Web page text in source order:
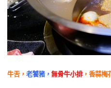
牛舌， 老饕豬， 無骨牛小排，香蒜梅